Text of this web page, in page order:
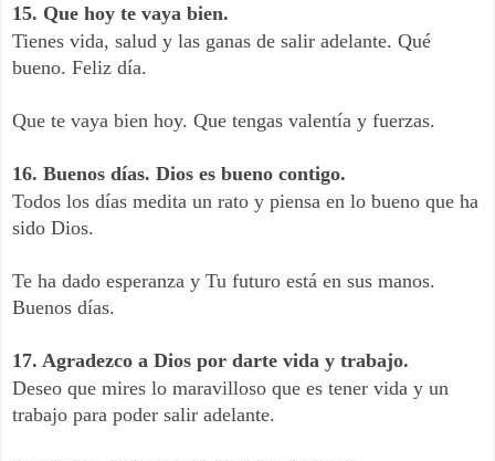
15. Que hoy te vaya bien.
Tienes vida, salud y las ganas de salir adelante. Qué
bueno. Feliz día.
Que te vaya bien hoy. Que tengas valentía y fuerzas.
16. Buenos días. Dios es bueno contigo.
Todos los días medita un rato y piensa en lo bueno que ha
sido Dios.
Te ha dado esperanza y Tu futuro está en sus manos.
Buenos días.
17. Agradezco a Dios por darte vida y trabajo.
Deseo que mires lo maravilloso que es tener vida y un
trabajo para poder salir adelante.